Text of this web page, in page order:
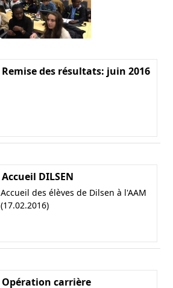
Remise des résultats: juin 2016
Accueil DILSEN
Accueil des élèves de Dilsen à l'AAM
(17.02.2016)
Opération carrière